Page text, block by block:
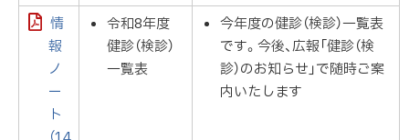
情
報
ノ
ー
ト
令和8年度
健診（検診）
一覧表
今年度の健診（検診）一覧表
です。今後、広報「健診（検
診）のお知らせ」で随時ご案
内いたします